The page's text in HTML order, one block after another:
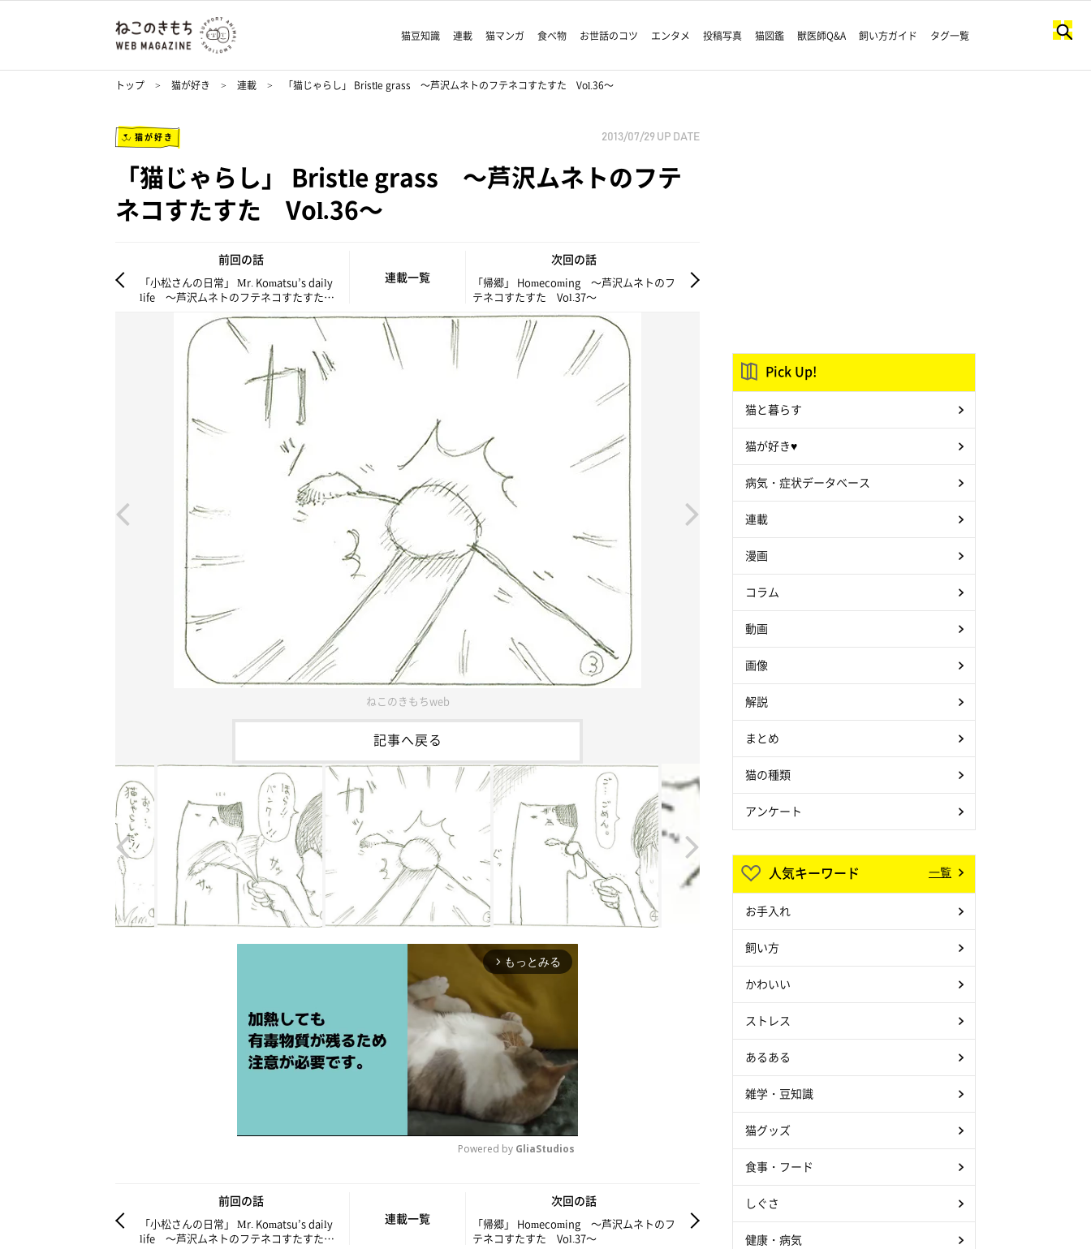
猫豆知識 連載 猫マンガ 食べ物 お世話のコツ エンタメ 投稿写真 猫図鑑 獣医師Q&A 飼い方ガイド タグ一覧
トップ 猫が好き 連載 「猫じゃらし」 Bristle grass ～芦沢ムネトのフテネコすたすた Vol.36～
猫が好き 2013/07/29 UP DATE
「猫じゃらし」 Bristle grass ～芦沢ムネトのフテ
ネコすたすた Vol.36～
前回の話
「小松さんの日常」 Mr. Komatsu’s daily
life ～芦沢ムネトのフテネコすたすた
連載一覧
次回の話
「帰郷」 Homecoming ～芦沢ムネトのフ
テネコすたすた Vol.37～
ねこのきもちweb
記事へ戻る
arrow_forward_ios もっとみる
u
t
Powered by GliaStudios
前回の話
「小松さんの日常」 Mr. Komatsu’s daily
life ～芦沢ムネトのフテネコすたすた
連載一覧
次回の話
「帰郷」 Homecoming ～芦沢ムネトのフ
テネコすたすた Vol.37～
Pick Up!
猫と暮らす
猫が好き♥
病気・症状データベース
連載
漫画
コラム
動画
画像
解説
まとめ
猫の種類
アンケート
人気キーワード 一覧
お手入れ
飼い方
かわいい
ストレス
あるある
雑学・豆知識
猫グッズ
食事・フード
しぐさ
健康・病気